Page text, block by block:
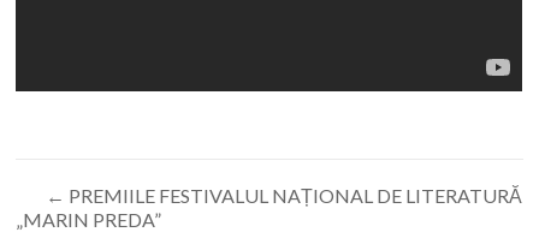
← PREMIILE FESTIVALUL NAȚIONAL DE LITERATURĂ
„MARIN PREDA”